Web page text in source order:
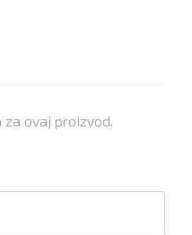
za ovaj proizvod.